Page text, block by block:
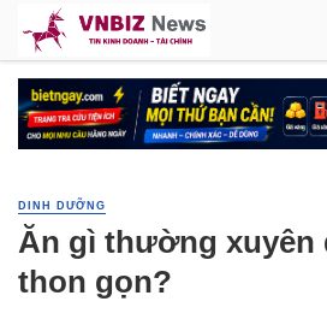
DINH DƯỠNG
Ăn gì thường xuyên
thon gọn?